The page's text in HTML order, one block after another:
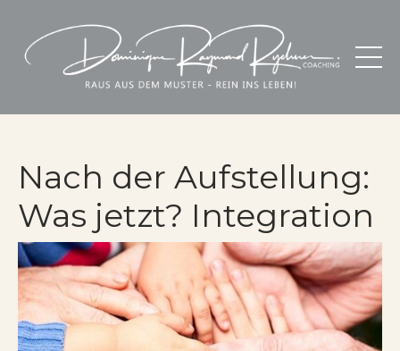
Nach der Aufstellung:
Was jetzt? Integration